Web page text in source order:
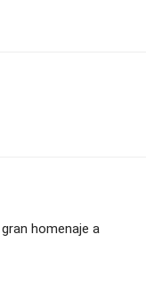
homenaje a